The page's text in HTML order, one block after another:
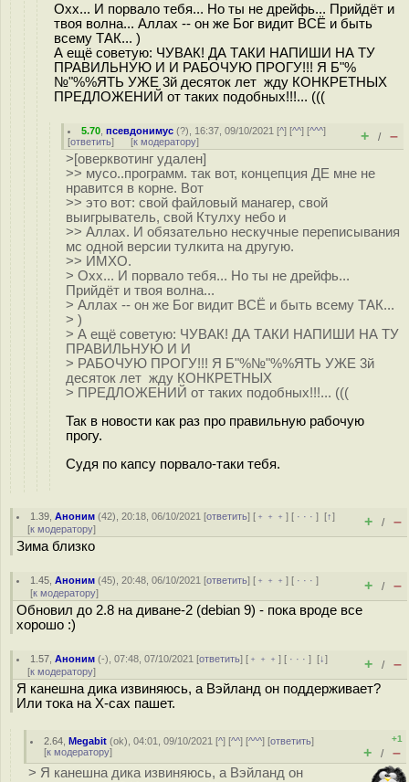
Охх... И порвало тебя... Но ты не дрейфь... Прийдёт и
твоя волна... Аллах -- он же Бог видит ВСЁ и быть
всему ТАК... )
А ещё советую: ЧУВАК! ДА ТАКИ НАПИШИ НА ТУ
ПРАВИЛЬНУЮ И И РАБОЧУЮ ПРОГУ!!! Я Б"%
№"%%ЯТЬ УЖЕ 3й десяток лет жду КОНКРЕТНЫХ
ПРЕДЛОЖЕНИЙ от таких подобных!!!... (((
5.70 ,псевдонимус (?), 16:37, 09/10/2021 [^] [^^] [^^^]
[ответить] [к модератору] + / –
>[оверквотинг удален]
>> мусо..программ. так вот, концепция ДЕ мне не
нравится в корне. Вот
>> это вот: свой файловый манагер, свой
выигрыватель, свой Ктулху небо и
>> Аллах. И обязательно нескучные переписывания
мс одной версии тулкита на другую.
>> ИМХО.
> Охх... И порвало тебя... Но ты не дрейфь...
Прийдёт и твоя волна...
> Аллах -- он же Бог видит ВСЁ и быть всему ТАК...
> )
> А ещё советую: ЧУВАК! ДА ТАКИ НАПИШИ НА ТУ
ПРАВИЛЬНУЮ И И
> РАБОЧУЮ ПРОГУ!!! Я Б"%№"%%ЯТЬ УЖЕ 3й
десяток лет жду КОНКРЕТНЫХ
> ПРЕДЛОЖЕНИЙ от таких подобных!!!... (((
Так в новости как раз про правильную рабочую
прогу.
Судя по капсу порвало-таки тебя.
1.39 ,Аноним (42), 20:18, 06/10/2021 [ответить] [ ﹢﹢﹢] [ · · ·][↑]
[к модератору] + / –
Зима близко
1.45 ,Аноним (45), 20:48, 06/10/2021 [ответить] [ ﹢﹢﹢] [ · · ·]
[к модератору] + / –
Обновил до 2.8 на диване-2 (debian 9) - пока вроде все
хорошо :)
1.57 ,Аноним (-), 07:48, 07/10/2021 [ответить] [ ﹢﹢﹢] [ · · ·][↓]
[к модератору] + / –
Я канешна дика извиняюсь, а Вэйланд он поддерживает?
Или тока на X-сах пашет.
2.64 ,Megabit (ok), 04:01, 09/10/2021 [^] [^^] [^^^] [ответить]
[к модератору]
+1
+ / –
> Я канешна дика извиняюсь, а Вэйланд он